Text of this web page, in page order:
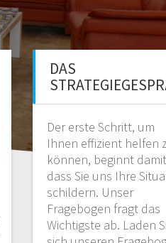
DAS
Der erste Schritt, um
Ihnen effizient helfen
können, beginnt
dass Sie uns Ihre
schildern. Unser
Fragebogen fragt das
Wichtigste ab. Laden